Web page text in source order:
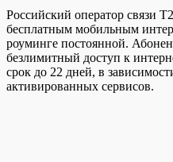
Российский оператор связи
бесплатным мобильным
роуминге постоянной.
безлимитный доступ к
срок до 22 дней, в
активированных сервисов.